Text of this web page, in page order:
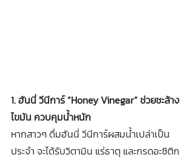
1. ฮันนี่ วีนีการ์ “Honey Vinegar” ช่วยชะล้าง
ไขมัน ควบคุมน้ำหนัก
หากสาวๆ ดื่มฮันนี่ วีนีการ์ผสมน้ำเปล่าเป็น
ประจำ จะได้รับวิตามิน แร่ธาตุ และกรดอะซิติก